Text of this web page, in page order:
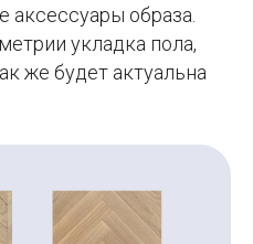
образа.
укладка пола,
же будет актуальна